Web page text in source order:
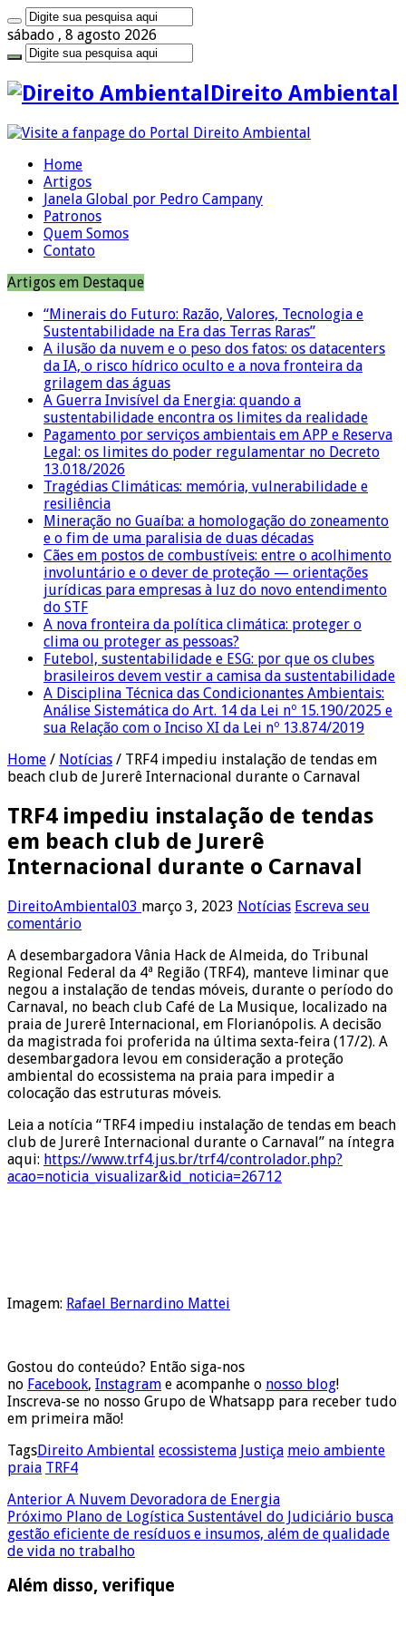
sábado , 8 agosto 2026
Direito Ambiental
Home
Artigos
Janela Global por Pedro Campany
Patronos
Quem Somos
Contato
Artigos em Destaque
“Minerais do Futuro: Razão, Valores, Tecnologia e
Sustentabilidade na Era das Terras Raras”
A ilusão da nuvem e o peso dos fatos: os datacenters
da IA, o risco hídrico oculto e a nova fronteira da
grilagem das águas
A Guerra Invisível da Energia: quando a
sustentabilidade encontra os limites da realidade
Pagamento por serviços ambientais em APP e Reserva
Legal: os limites do poder regulamentar no Decreto
13.018/2026
Tragédias Climáticas: memória, vulnerabilidade e
resiliência
Mineração no Guaíba: a homologação do zoneamento
e o fim de uma paralisia de duas décadas
Cães em postos de combustíveis: entre o acolhimento
involuntário e o dever de proteção — orientações
jurídicas para empresas à luz do novo entendimento
do STF
A nova fronteira da política climática: proteger o
clima ou proteger as pessoas?
Futebol, sustentabilidade e ESG: por que os clubes
brasileiros devem vestir a camisa da sustentabilidade
A Disciplina Técnica das Condicionantes Ambientais:
Análise Sistemática do Art. 14 da Lei nº 15.190/2025 e
sua Relação com o Inciso XI da Lei nº 13.874/2019
Home / Notícias / TRF4 impediu instalação de tendas em
beach club de Jurerê Internacional durante o Carnaval
TRF4 impediu instalação de tendas
em beach club de Jurerê
Internacional durante o Carnaval
DireitoAmbiental03 março 3, 2023 Notícias Escreva seu
comentário
A desembargadora Vânia Hack de Almeida, do Tribunal
Regional Federal da 4ª Região (TRF4), manteve liminar que
negou a instalação de tendas móveis, durante o período do
Carnaval, no beach club Café de La Musique, localizado na
praia de Jurerê Internacional, em Florianópolis. A decisão
da magistrada foi proferida na última sexta-feira (17/2). A
desembargadora levou em consideração a proteção
ambiental do ecossistema na praia para impedir a
colocação das estruturas móveis.
Leia a notícia “TRF4 impediu instalação de tendas em beach
club de Jurerê Internacional durante o Carnaval” na íntegra
aqui: https://www.trf4.jus.br/trf4/controlador.php?
acao=noticia_visualizar&id_noticia=26712
Imagem: Rafael Bernardino Mattei
Gostou do conteúdo? Então siga-nos
no Facebook, Instagram e acompanhe o nosso blog!
Inscreva-se no nosso Grupo de Whatsapp para receber tudo
em primeira mão!
TagsDireito Ambiental ecossistema Justiça meio ambiente
praia TRF4
Anterior A Nuvem Devoradora de Energia
Próximo Plano de Logística Sustentável do Judiciário busca
gestão eficiente de resíduos e insumos, além de qualidade
de vida no trabalho
Além disso, verifique